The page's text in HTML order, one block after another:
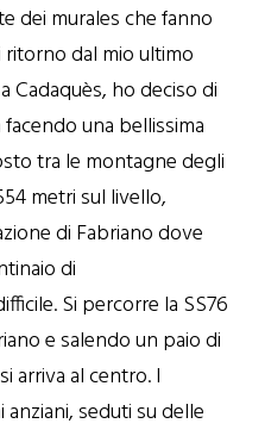
dei murales che fanno
ritorno dal mio ultimo
ho deciso di
una bellissima
tra le montagne degli
metri sul livello,
di Fabriano dove
di
Si percorre la SS76
e salendo un paio di
arriva al centro. I
anziani, seduti su delle